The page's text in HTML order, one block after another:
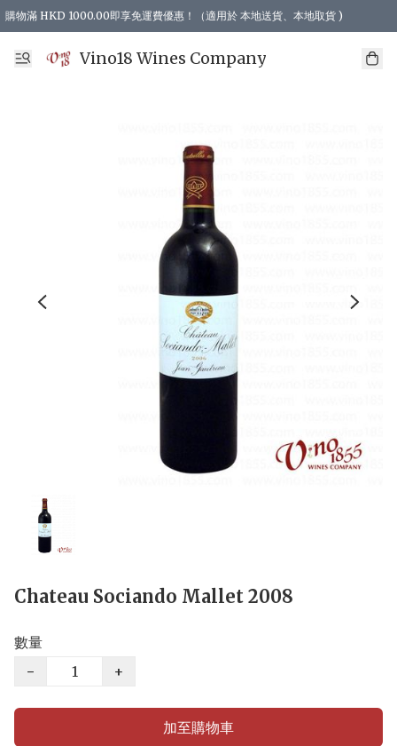
購物滿 HKD 1000.00即享免運費優惠！（適用於 本地送貨、本地取貨 )
Vino18 Wines Company
Chateau Sociando Mallet 2008
數量
−
+
加至購物車